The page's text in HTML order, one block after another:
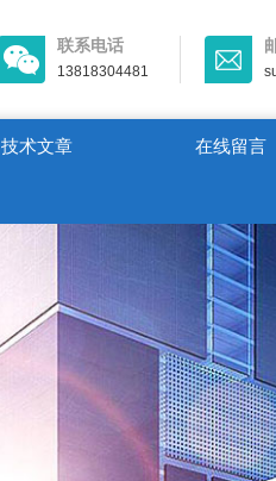
联系电话
13818304481
技术文章 在线留言